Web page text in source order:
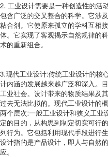
2. 工业设计需要是一种创造性的活
包含广泛的交叉整合的科学。它涉
粘合剂。它使原来孤立的学科互相
体。它实现了客观揭示自然规律的
术的重新组合。
3.现代工业设计:传统工业设计的核
计内涵的发展越来越广泛和深入。
工业社会。设计带来的物质结果及
过去无法比拟的。现代工业设计的
两个层次:一般工业设计和狭义工业
定的目的，从构思到制定切实可行
列行为。它包括利用现代手段进行
设计指的是产品设计，即人与自然
应。